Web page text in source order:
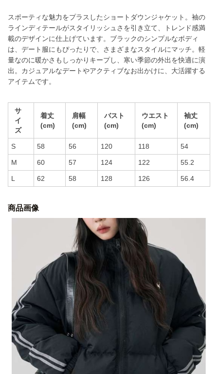
スポーティな魅力をプラスしたショートダウンジャケット。袖の
ラインディテールがスタイリッシュさを引き立て、トレンド感満
載のデザインに仕上げています。ブラックのシンプルなボディ
は、デート服にもぴったりで、さまざまなスタイルにマッチ。軽
量なのに暖かさもしっかりキープし、寒い季節の外出を快適に演
出。カジュアルなデートやアクティブなお出かけに、大活躍する
アイテムです。
サ
イ
ズ
着丈
(cm)
肩幅
(cm)
バスト
(cm)
ウエスト
(cm)
袖丈
(cm)
S 58 56 120 118 54
M 60 57 124 122 55.2
L 62 58 128 126 56.4
商品画像